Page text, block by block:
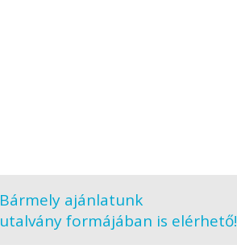
Bármely ajánlatunk
utalvány formájában is elérhető!